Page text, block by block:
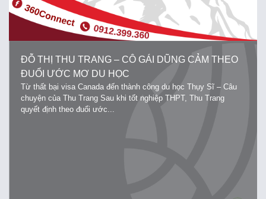
ĐỖ THỊ THU TRANG – CÔ GÁI DŨNG CẢM THEO
ĐUỔI ƯỚC MƠ DU HỌC
Từ thất bại visa Canada đến thành công du học Thụy Sĩ – Câu
chuyện của Thu Trang Sau khi tốt nghiệp THPT, Thu Trang
quyết định theo đuổi ước...